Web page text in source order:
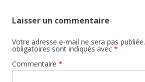
Laisser un commentaire
Votre adresse e-mail ne sera pas publiée.
obligatoires sont indiqués avec *
Commentaire *